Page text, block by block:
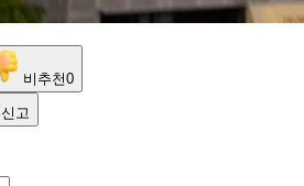
비추천0
신고